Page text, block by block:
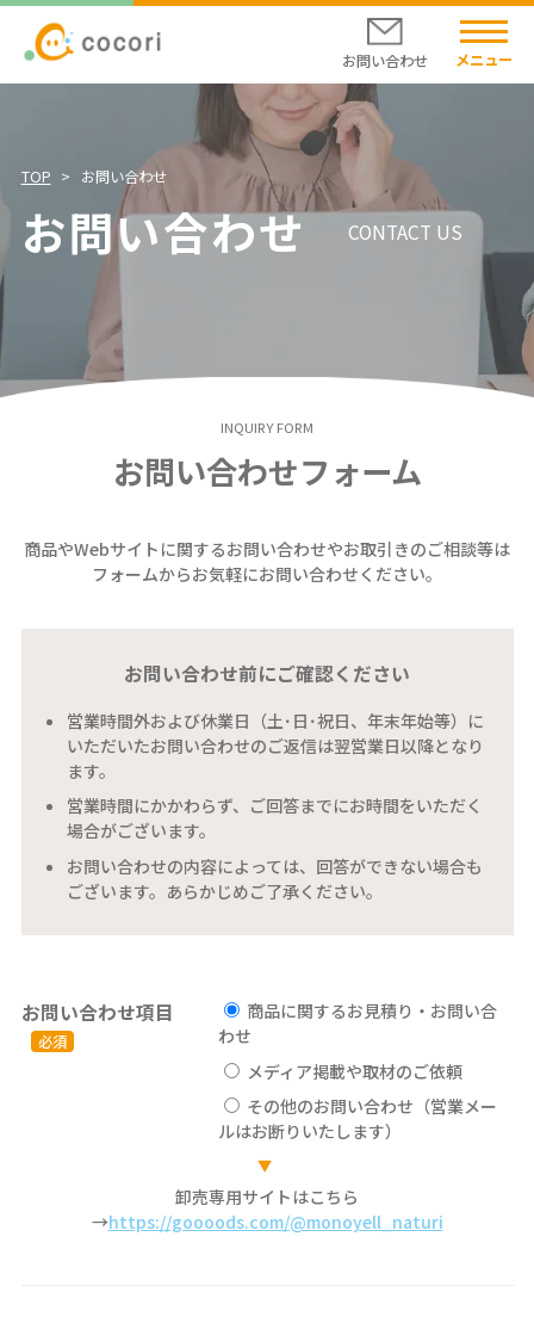
お問い合わせ
ココリについて
代表挨拶
事業内容
CSRの取り組み
お問い合わせ
TOP お問い合わせ
お問い合わせ CONTACT US
INQUIRY FORM
お問い合わせフォーム
商品やWebサイトに関するお問い合わせやお取引きのご相談等は
フォームからお気軽にお問い合わせください。
お問い合わせ前にご確認ください
営業時間外および休業日（土･日･祝日、年末年始等）に
いただいたお問い合わせのご返信は翌営業日以降となり
ます。
営業時間にかかわらず、ご回答までにお時間をいただく
場合がございます。
お問い合わせの内容によっては、回答ができない場合も
ございます。あらかじめご了承ください。
お問い合わせ項目
必須
商品に関するお見積り・お問い合
わせ
メディア掲載や取材のご依頼
その他のお問い合わせ（営業メー
ルはお断りいたします）
▼
卸売専用サイトはこちら
→https://goooods.com/@monoyell_naturi